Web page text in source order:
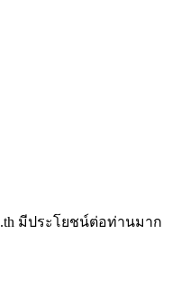
มีประโยชน์ต่อท่านมาก